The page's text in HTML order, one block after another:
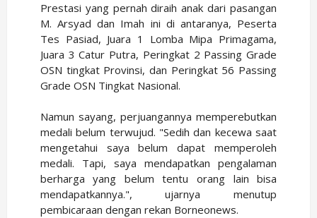
Prestasi yang pernah diraih anak dari pasangan
M. Arsyad dan Imah ini di antaranya, Peserta
Tes Pasiad, Juara 1 Lomba Mipa Primagama,
Juara 3 Catur Putra, Peringkat 2 Passing Grade
OSN tingkat Provinsi, dan Peringkat 56 Passing
Grade OSN Tingkat Nasional.
Namun sayang, perjuangannya memperebutkan
medali belum terwujud. "Sedih dan kecewa saat
mengetahui saya belum dapat memperoleh
medali. Tapi, saya mendapatkan pengalaman
berharga yang belum tentu orang lain bisa
mendapatkannya.", ujarnya menutup
pembicaraan dengan rekan Borneonews.